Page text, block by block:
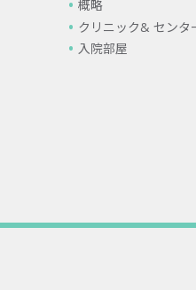
概略
クリニック& センタ
入院部屋